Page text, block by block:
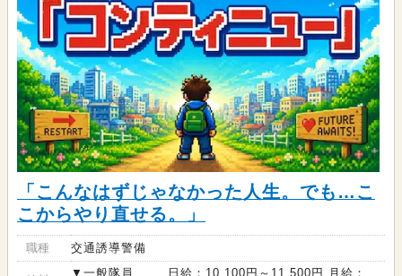
「こんなはずじゃなかった人生。でも…こ
こからやり直せる。」
職種 交通誘導警備
▼一般隊員 日給：10,100円～11,500円 月給：